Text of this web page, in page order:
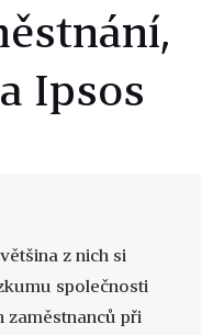
Ipsos
z nich si
společnosti
zaměstnanců při